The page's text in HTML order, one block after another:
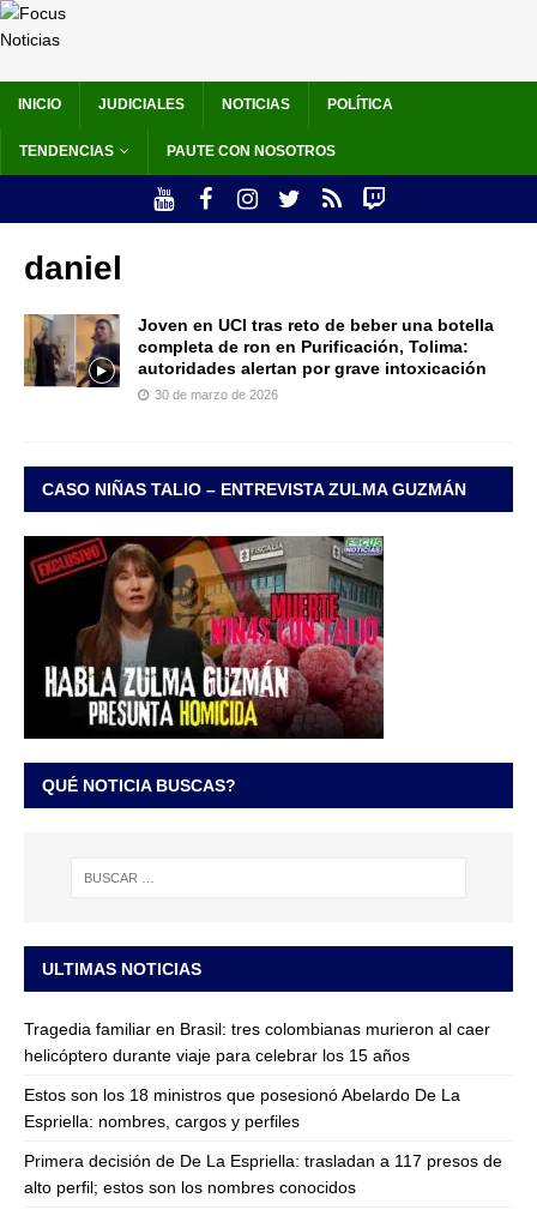
INICIO JUDICIALES NOTICIAS POLÍTICA
TENDENCIAS PAUTE CON NOSOTROS
daniel
Joven en UCI tras reto de beber una botella
completa de ron en Purificación, Tolima:
autoridades alertan por grave intoxicación
30 de marzo de 2026
CASO NIÑAS TALIO – ENTREVISTA ZULMA GUZMÁN
QUÉ NOTICIA BUSCAS?
ULTIMAS NOTICIAS
Tragedia familiar en Brasil: tres colombianas murieron al caer
helicóptero durante viaje para celebrar los 15 años
Estos son los 18 ministros que posesionó Abelardo De La
Espriella: nombres, cargos y perfiles
Primera decisión de De La Espriella: trasladan a 117 presos de
alto perfil; estos son los nombres conocidos